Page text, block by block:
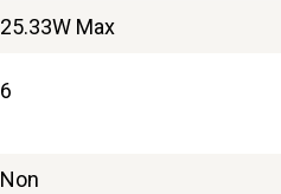
25.33W Max
6
Non